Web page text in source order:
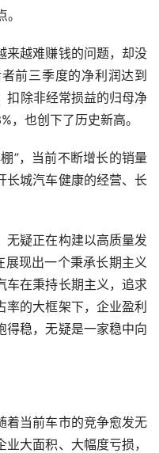
来越难赚钱的问题，却没
前三季度的净利润达到
扣除非经常损益的归母净
，也创下了历史新高。
”，当前不断增长的销量
长城汽车健康的经营、长
无疑正在构建以高质量发
展现出一个秉承长期主义
车在秉持长期主义，追求
的大框架下，企业盈利
得稳，无疑是一家稳中向
着当前车市的竞争愈发无
大面积、大幅度亏损，